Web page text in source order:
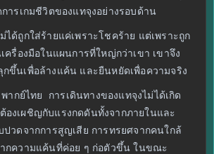
การเกมชีวิตของแทจุงอย่างรอบด้าน
ได้ถูกใส่ร้ายแค่เพราะโชคร้าย แต่เพราะถูก
เครื่องมือในแผนการที่ใหญ่กว่าเขา เขาจึง
ขึ้นเพื่อล้างแค้น และยืนหยัดเพื่อความจริง
ากย์ไทย การเดินทางของแทจุงไม่ได้เกิด
งเผชิญกับแรงกดดันทั้งจากภายในและ
ปวดจากการสูญเสีย การทรยศจากคนใกล้
ากความแค้นที่ค่อย ๆ ก่อตัวขึ้น ในขณะ